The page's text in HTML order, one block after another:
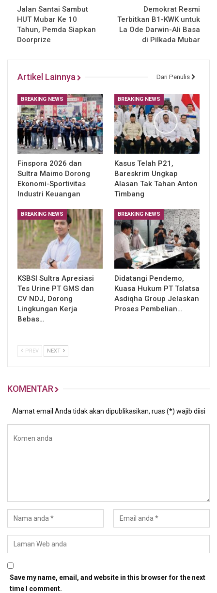
Jalan Santai Sambut
HUT Mubar Ke 10
Tahun, Pemda Siapkan
Doorprize
Demokrat Resmi
Terbitkan B1-KWK untuk
La Ode Darwin-Ali Basa
di Pilkada Mubar
Artikel Lainnya Dari Penulis
BREAKING NEWS
Finspora 2026 dan
Sultra Maimo Dorong
Ekonomi-Sportivitas
Industri Keuangan
BREAKING NEWS
Kasus Telah P21,
Bareskrim Ungkap
Alasan Tak Tahan Anton
Timbang
BREAKING NEWS
KSBSI Sultra Apresiasi
Tes Urine PT GMS dan
CV NDJ, Dorong
Lingkungan Kerja
Bebas…
BREAKING NEWS
Didatangi Pendemo,
Kuasa Hukum PT Tslatsa
Asdiqha Group Jelaskan
Proses Pembelian…
PREV NEXT
KOMENTAR
Alamat email Anda tidak akan dipublikasikan, ruas (*) wajib diisi
Save my name, email, and website in this browser for the next
time I comment.